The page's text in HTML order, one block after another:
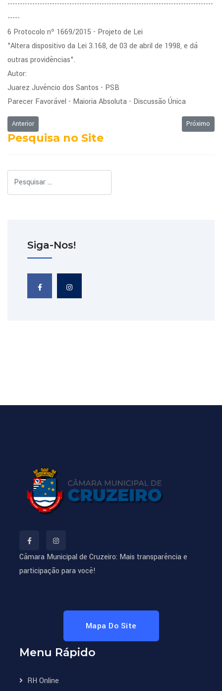
-----------------------------------------------------------------------------------
-----
6 Protocolo nº 1669/2015 - Projeto de Lei
"Altera dispositivo da Lei 3.168, de 03 de abril de 1998, e dá
outras providências".
Autor:
Juarez Juvêncio dos Santos - PSB
Parecer Favorável - Maioria Absoluta - Discussão Única
Artigo anterior: Ordem do Dia da Sessão Ordinária de 07/03/2016
Anterior Próximo
Próximo
Pesquisa no Site
Siga-Nos!
Câmara Municipal de Cruzeiro: Mais transparência e
participação para você!
Mapa Do Site
Menu Rápido
RH Online